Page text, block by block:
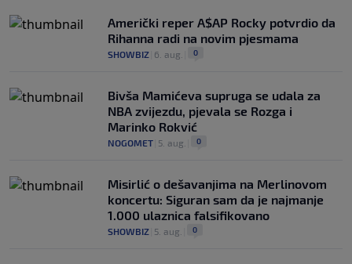
Američki reper A$AP Rocky potvrdio da
Rihanna radi na novim pjesmama
SHOWBIZ 6. aug. 0
Bivša Mamićeva supruga se udala za
NBA zvijezdu, pjevala se Rozga i
Marinko Rokvić
NOGOMET 5. aug. 0
Misirlić o dešavanjima na Merlinovom
koncertu: Siguran sam da je najmanje
1.000 ulaznica falsifikovano
SHOWBIZ 5. aug. 0